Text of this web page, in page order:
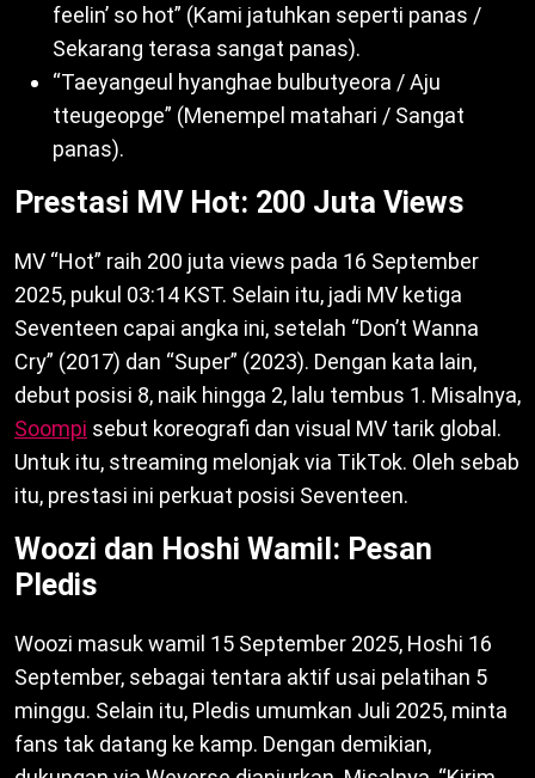
feelin’ so hot” (Kami jatuhkan seperti panas /
Sekarang terasa sangat panas).
“Taeyangeul hyanghae bulbutyeora / Aju
tteugeopge” (Menempel matahari / Sangat
panas).
Prestasi MV Hot: 200 Juta Views
MV “Hot” raih 200 juta views pada 16 September
2025, pukul 03:14 KST. Selain itu, jadi MV ketiga
Seventeen capai angka ini, setelah “Don’t Wanna
Cry” (2017) dan “Super” (2023). Dengan kata lain,
debut posisi 8, naik hingga 2, lalu tembus 1. Misalnya,
Soompi sebut koreografi dan visual MV tarik global.
Untuk itu, streaming melonjak via TikTok. Oleh sebab
itu, prestasi ini perkuat posisi Seventeen.
Woozi dan Hoshi Wamil: Pesan
Pledis
Woozi masuk wamil 15 September 2025, Hoshi 16
September, sebagai tentara aktif usai pelatihan 5
minggu. Selain itu, Pledis umumkan Juli 2025, minta
fans tak datang ke kamp. Dengan demikian,